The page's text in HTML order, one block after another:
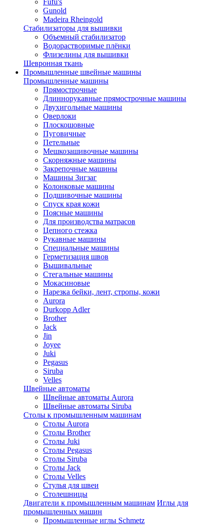
Fufu's
Gunold
Madeira Rheingold
Стабилизаторы для вышивки
Объемный стабилизатор
Водорастворимые плёнки
Флизелины для вышивки
Шевронная ткань
Промышленные швейные машины
Промышленные машины
Прямострочные
Длиннорукавные прямострочные машины
Двухигольные машины
Оверлоки
Плоскошовные
Пуговичные
Петельные
Мешкозашивочные машины
Скорняжные машины
Закрепочные машины
Машины Зигзаг
Колонковые машины
Подшивочные машины
Спуск края кожи
Поясные машины
Для производства матрасов
Цепного стежка
Рукавные машины
Специальные машины
Герметизация швов
Вышивальные
Стегальные машины
Мокасиновые
Нарезка бейки, лент, стропы, кожи
Aurora
Durkopp Adler
Brother
Jack
Jin
Joyee
Juki
Pegasus
Siruba
Velles
Швейные автоматы
Швейные автоматы Aurora
Швейные автоматы Siruba
Столы к промышленным машинам
Столы Aurora
Столы Brother
Столы Juki
Столы Pegasus
Столы Siruba
Столы Jack
Столы Velles
Стулья для швеи
Столешницы
Двигатели к промышленным машинам Иглы для
промышленных машин
Промышленные иглы Schmetz